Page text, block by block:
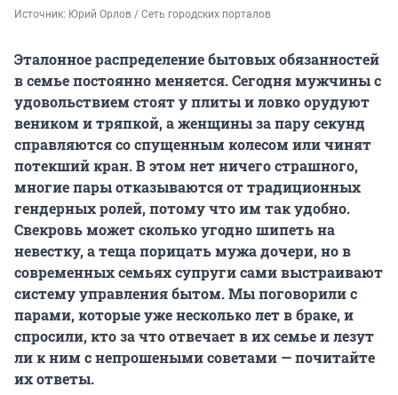
Источник: Юрий Орлов / Сеть городских порталов
Эталонное распределение бытовых обязанностей
в семье постоянно меняется. Сегодня мужчины с
удовольствием стоят у плиты и ловко орудуют
веником и тряпкой, а женщины за пару секунд
справляются со спущенным колесом или чинят
потекший кран. В этом нет ничего страшного,
многие пары отказываются от традиционных
гендерных ролей, потому что им так удобно.
Свекровь может сколько угодно шипеть на
невестку, а теща порицать мужа дочери, но в
современных семьях супруги сами выстраивают
систему управления бытом. Мы поговорили с
парами, которые уже несколько лет в браке, и
спросили, кто за что отвечает в их семье и лезут
ли к ним с непрошеными советами — почитайте
их ответы.